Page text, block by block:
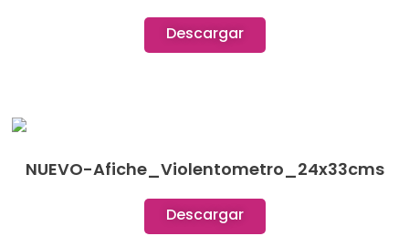
Descargar
NUEVO-Afiche_Violentometro_24x33cms
Descargar